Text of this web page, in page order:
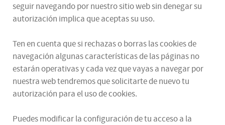
seguir navegando por nuestro sitio web sin denegar su
autorización implica que aceptas su uso.
Ten en cuenta que si rechazas o borras las cookies de
navegación algunas características de las páginas no
estarán operativas y cada vez que vayas a navegar por
nuestra web tendremos que solicitarte de nuevo tu
autorización para el uso de cookies.
Puedes modificar la configuración de tu acceso a la